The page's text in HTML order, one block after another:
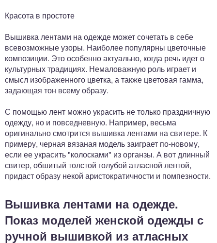
Красота в простоте
Вышивка лентами на одежде может сочетать в себе
всевозможные узоры. Наиболее популярны цветочные
композиции. Это особенно актуально, когда речь идет о
культурных традициях. Немаловажную роль играет и
смысл изображенного цветка, а также цветовая гамма,
задающая тон всему образу.
С помощью лент можно украсить не только праздничную
одежду, но и повседневную. Например, весьма
оригинально смотрится вышивка лентами на свитере. К
примеру, черная вязаная модель заиграет по-новому,
если ее украсить "колосками" из органзы. А вот длинный
свитер, обшитый толстой голубой атласной лентой,
придаст образу некой аристократичности и помпезности.
Вышивка лентами на одежде.
Показ моделей женской одежды с
ручной вышивкой из атласных